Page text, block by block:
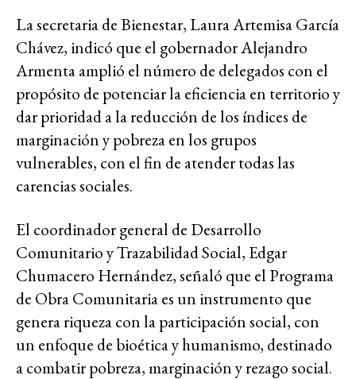
La secretaria de Bienestar, Laura Artemisa García
Chávez, indicó que el gobernador Alejandro
Armenta amplió el número de delegados con el
propósito de potenciar la eficiencia en territorio y
dar prioridad a la reducción de los índices de
marginación y pobreza en los grupos
vulnerables, con el fin de atender todas las
carencias sociales.
El coordinador general de Desarrollo
Comunitario y Trazabilidad Social, Edgar
Chumacero Hernández, señaló que el Programa
de Obra Comunitaria es un instrumento que
genera riqueza con la participación social, con
un enfoque de bioética y humanismo, destinado
a combatir pobreza, marginación y rezago social.